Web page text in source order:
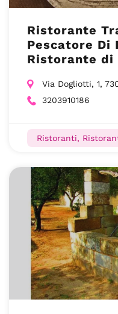
Ristorante
Pescatore Di
Ristorante di
Via Dogliotti, 1,
3203910186
Ristoranti,